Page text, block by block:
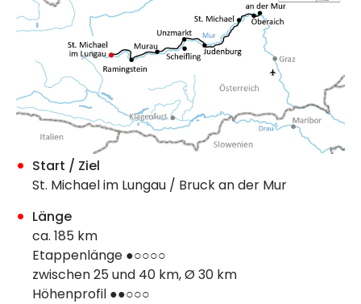
Start / Ziel
St. Michael im Lungau / Bruck an der Mur
Länge
ca. 185 km
Etappenlänge ●○○○○
zwischen 25 und 40 km, Ø 30 km
Höhenprofil ●●○○○